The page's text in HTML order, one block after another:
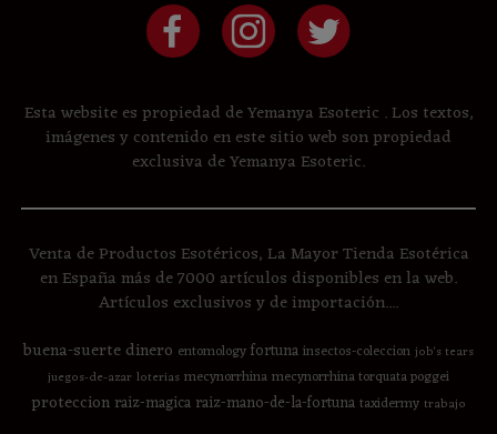
Esta website es propiedad de Yemanya Esoteric . Los textos,
imágenes y contenido en este sitio web son propiedad
exclusiva de Yemanya Esoteric.
Venta de Productos Esotéricos, La Mayor Tienda Esotérica
en España más de 7000 artículos disponibles en la web.
Artículos exclusivos y de importación....
buena-suertedinero entomologyfortunainsectos-coleccion job's tears
juegos-de-azar loterias mecynorrhinamecynorrhina torquata poggei
proteccion raiz-magica raiz-mano-de-la-fortunataxidermy trabajo